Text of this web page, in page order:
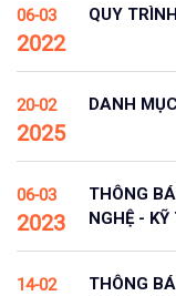
06-03
2022
QUY
20-02
2025
DANH
06-03
2023
THÔNG
NGHỆ - KỸ
14-02
THÔNG